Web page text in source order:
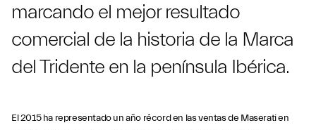
marcando el mejor resultado
comercial de la historia de la Marca
del Tridente en la península Ibérica.
El 2015 ha representado un año récord en las ventas de Maserati en